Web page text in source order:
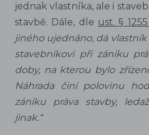
jednak vlastníka, ale i
stavbě. Dále, dle ust. §
jiného ujednáno, dá
stavebníkovi při zániku
doby, na kterou bylo
Náhrada činí polovinu
zániku práva stavby,
jinak.“